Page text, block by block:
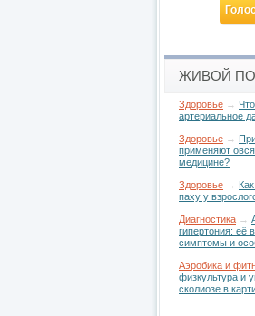
ЖИВОЙ
Здоровье →
артериальное
Здоровье →
применяют
медицине?
Здоровье →
паху у
Диагностика →
гипертония: её
симптомы и
Аэробика и
физкультура и
сколиозе в